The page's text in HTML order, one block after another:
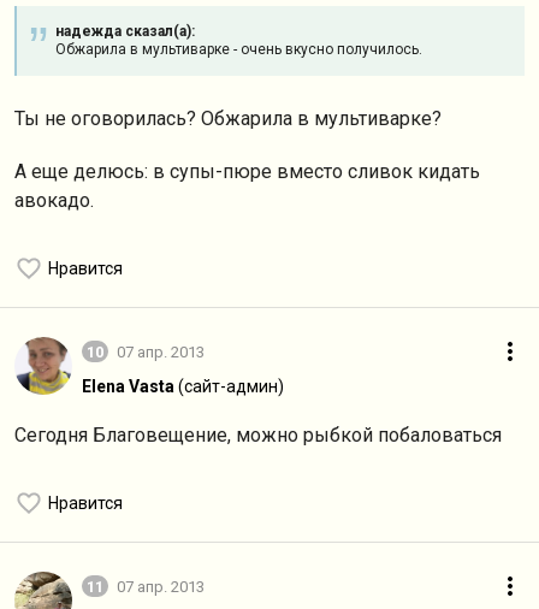
надежда сказал(а):
Обжарила в мультиварке - очень вкусно получилось.
Ты не оговорилась? Обжарила в мультиварке?
А еще делюсь: в супы-пюре вместо сливок кидать
авокадо.
Нравится
10 07 апр. 2013
Elena Vasta (сайт-админ)
Сегодня Благовещение, можно рыбкой побаловаться
Нравится
11 07 апр. 2013